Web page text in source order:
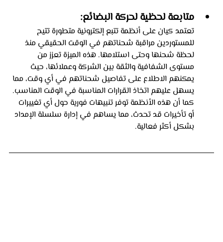
متابعة لحظية لحركة البضائع:
تعتمد كيان على أنظمة تتبع إلكترونية متطورة تتيح
للمستوردين مراقبة شحناتهم في الوقت الحقيقي منذ
لحظة شحنها وحتى استلامها. هذه الميزة تعزز من
مستوى الشفافية والثقة بين الشركة وعملائها، حيث
يمكنهم الاطلاع على تفاصيل شحناتهم في أي وقت، مما
يسهل عليهم اتخاذ القرارات المناسبة في الوقت المناسب.
كما أن هذه الأنظمة توفر تنبيهات فورية حول أي تغييرات
أو تأخيرات قد تحدث، مما يساهم في إدارة سلسلة الإمداد
بشكل أكثر فعالية.